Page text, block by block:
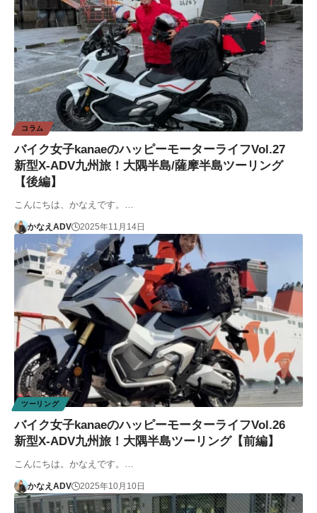
コラム
バイク女子kanaeのハッピーモーターライフVol.27
新型X-ADV九州旅！大隅半島/薩摩半島ツーリング
【後編】
こんにちは、かなえです。…
かなえADV 2025年11月14日
ツーリング
バイク女子kanaeのハッピーモーターライフVol.26
新型X-ADV九州旅！大隅半島ツーリング【前編】
こんにちは。かなえです。…
かなえADV 2025年10月10日